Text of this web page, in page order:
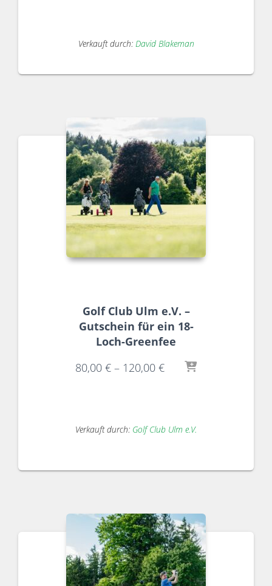
Verkauft durch: David Blakeman
Golf Club Ulm e.V. –
Gutschein für ein 18-
Loch-Greenfee
80,00 € – 120,00 €
Verkauft durch: Golf Club Ulm e.V.